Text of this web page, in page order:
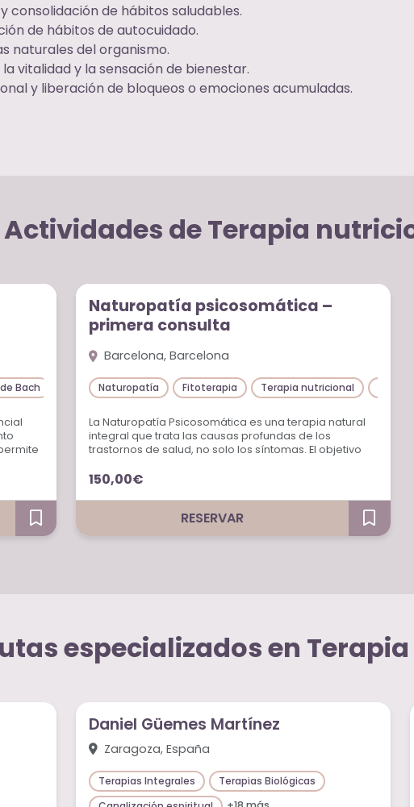
consolidación de hábitos saludables.
de hábitos de autocuidado.
naturales del organismo.
vitalidad y la sensación de bienestar.
y liberación de bloqueos o emociones acumuladas.
Actividades de Terapia
Bach Flores de Bush Fitoterapia Terapia nutricional
Sesiones individuales
Naturopatía psicosomática –
primera consulta
Barcelona, Barcelona
Naturopatía Fitoterapia Terapia nutricional
La Naturopatía Psicosomática es una terapia natural
integral que trata las causas profundas de los
trastornos de salud, no solo los síntomas. El objetivo
suplementos, productos naturales y fitoterapéuticos,
150,00€
RESERVAR
especializados en
Daniel Güemes Martínez
Zaragoza, España
Terapias Integrales
Terapias Biológicas